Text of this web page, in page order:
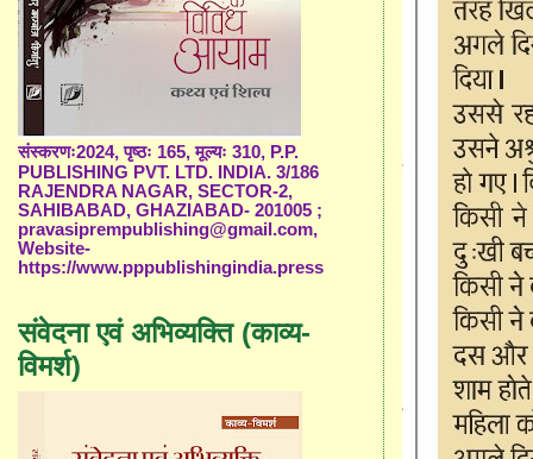
संस्करणः2024, पृष्ठः 165, मूल्यः 310, P.P.
PUBLISHING PVT. LTD. INDIA. 3/186
RAJENDRA NAGAR, SECTOR-2,
SAHIBABAD, GHAZIABAD- 201005 ;
pravasiprempublishing@gmail.com,
Website-
https://www.pppublishingindia.press
संवेदना एवं अभिव्यक्ति (काव्य-
विमर्श)